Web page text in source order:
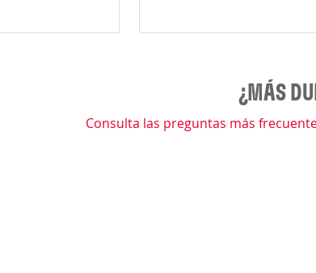
¿MÁS
Consulta las preguntas más